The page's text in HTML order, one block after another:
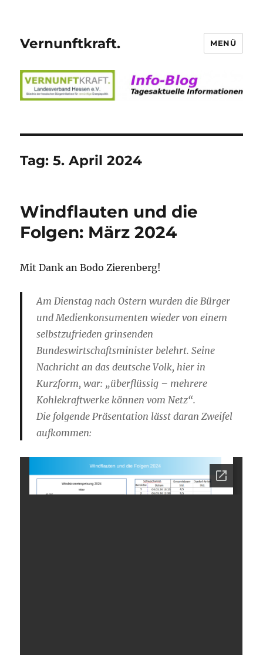
Vernunftkraft. MENÜ
Tag:5. April 2024
Windflauten und die
Folgen: März 2024
Mit Dank an Bodo Zierenberg!
Am Dienstag nach Ostern wurden die Bürger
und Medienkonsumenten wieder von einem
selbstzufrieden grinsenden
Bundeswirtschaftsminister belehrt. Seine
Nachricht an das deutsche Volk, hier in
Kurzform, war: „überflüssig – mehrere
Kohlekraftwerke können vom Netz“.
Die folgende Präsentation lässt daran Zweifel
aufkommen: